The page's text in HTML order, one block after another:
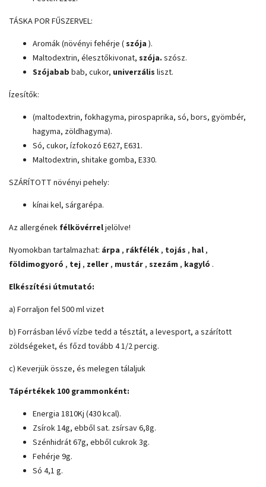
TÁSKA POR FŰSZERVEL:
Aromák (növényi fehérje (szója ).
Maltodextrin, élesztőkivonat, szója. szósz.
Szójabab bab, cukor, univerzális liszt.
Ízesítők:
(maltodextrin, fokhagyma, pirospaprika, só, bors, gyömbér,
hagyma, zöldhagyma).
Só, cukor, ízfokozó E627, E631.
Maltodextrin, shitake gomba, E330.
SZÁRÍTOTT növényi pehely:
kínai kel, sárgarépa.
Az allergének félkövérreljelölve!
Nyomokban tartalmazhat: árpa , rákfélék, tojás , hal,
földimogyoró , tej , zeller, mustár, szezám , kagyló .
Elkészítési útmutató:
a) Forraljon fel 500 ml vizet
b) Forrásban lévő vízbe tedd a tésztát, a levesport, a szárított
zöldségeket, és főzd tovább 4 1/2 percig.
c) Keverjük össze, és melegen tálaljuk
Tápértékek 100 grammonként:
Energia 1810Kj (430 kcal).
Zsírok 14g, ebből sat. zsírsav 6,8g.
Szénhidrát 67g, ebből cukrok 3g.
Fehérje 9g.
Só 4,1 g.